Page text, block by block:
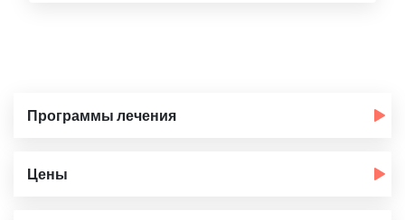
Программы лечения
Цены